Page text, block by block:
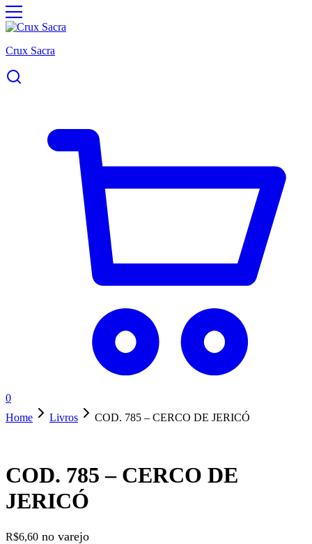
Crux Sacra
0
Home
Livros COD. 785 – CERCO DE JERICÓ
COD. 785 – CERCO DE
JERICÓ
R$6,60